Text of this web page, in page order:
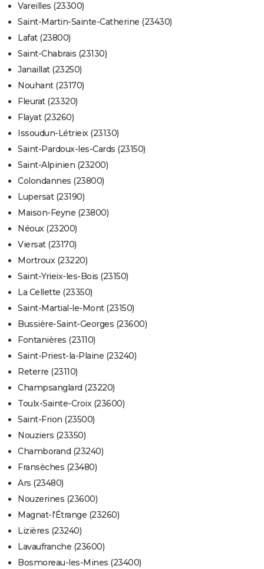
Vareilles (23300)
Saint-Martin-Sainte-Catherine (23430)
Lafat (23800)
Saint-Chabrais (23130)
Janaillat (23250)
Nouhant (23170)
Fleurat (23320)
Flayat (23260)
Issoudun-Létrieix (23130)
Saint-Pardoux-les-Cards (23150)
Saint-Alpinien (23200)
Colondannes (23800)
Lupersat (23190)
Maison-Feyne (23800)
Néoux (23200)
Viersat (23170)
Mortroux (23220)
Saint-Yrieix-les-Bois (23150)
La Cellette (23350)
Saint-Martial-le-Mont (23150)
Bussière-Saint-Georges (23600)
Fontanières (23110)
Saint-Priest-la-Plaine (23240)
Reterre (23110)
Champsanglard (23220)
Toulx-Sainte-Croix (23600)
Saint-Frion (23500)
Nouziers (23350)
Chamborand (23240)
Fransèches (23480)
Ars (23480)
Nouzerines (23600)
Magnat-l'Étrange (23260)
Lizières (23240)
Lavaufranche (23600)
Bosmoreau-les-Mines (23400)